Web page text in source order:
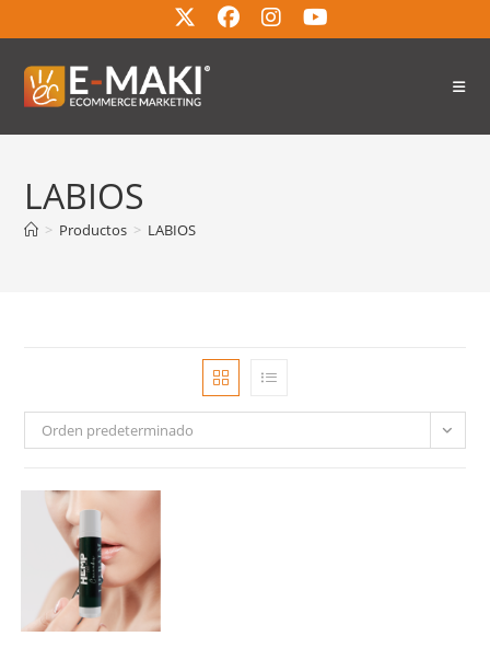
LABIOS
> Productos > LABIOS
Orden predeterminado